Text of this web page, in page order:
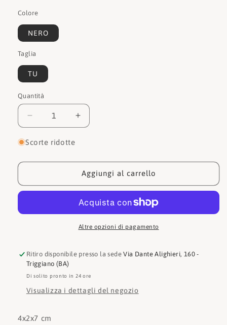
Colore
NERO
Taglia
TU
Quantità
Quantità
Diminuisci
quantità
per
richmond
JR-
Aumenta
quantità
richmond
Portafogli
JR-
Scorte ridotte
Aggiungi al carrello
Altre opzioni di pagamento
Ritiro disponibile presso la sedeVia Dante Alighieri, 160 -
Triggiano (BA)
Di solito pronto in 24 ore
Visualizza i dettagli del negozio
4x2x7 cm